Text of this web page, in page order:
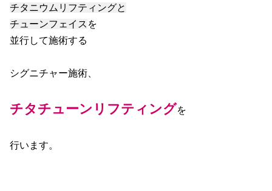
チタニウムリフティングと
チューンフェイス を
並行して施術する
シグニチャー施術、
チタチューンリフティングを
行います。